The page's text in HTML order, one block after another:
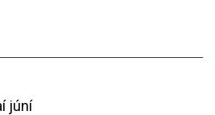
júní